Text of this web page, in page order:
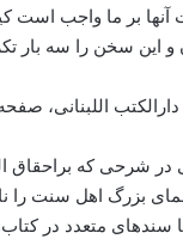
آنها بر ما واجب است
و این سخن را سه بار
اللبنانی، صفحه
در شرحی که براحقاق
بزرگ اهل سنت را
سندهای متعدد در